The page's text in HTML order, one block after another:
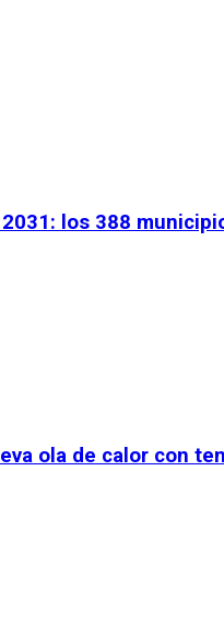
los 388
ola de calor con